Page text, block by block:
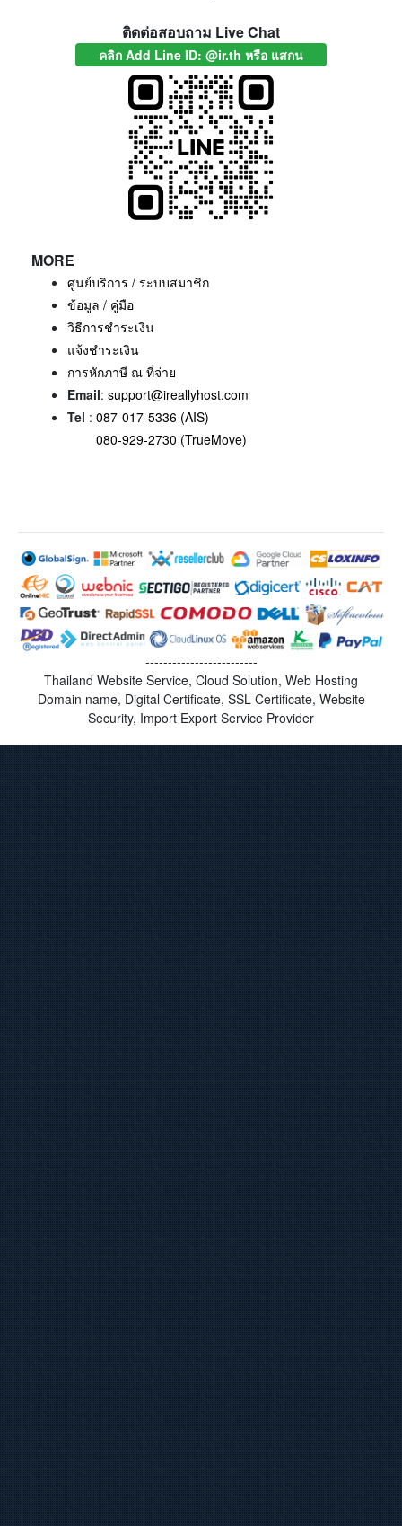
ติดต่อสอบถาม Live Chat
คลิก Add Line ID: @ir.th หรือ แสกน
MORE
ศูนย์บริการ / ระบบสมาชิก
ข้อมูล / คู่มือ
วิธีการชำระเงิน
แจ้งชำระเงิน
การหักภาษี ณ ที่จ่าย
Email: support@ireallyhost.com
Tel : 087-017-5336 (AIS)
080-929-2730 (TrueMove)
-------------------------
Thailand Website Service, Cloud Solution, Web Hosting
Domain name, Digital Certificate, SSL Certificate, Website
Security, Import Export Service Provider